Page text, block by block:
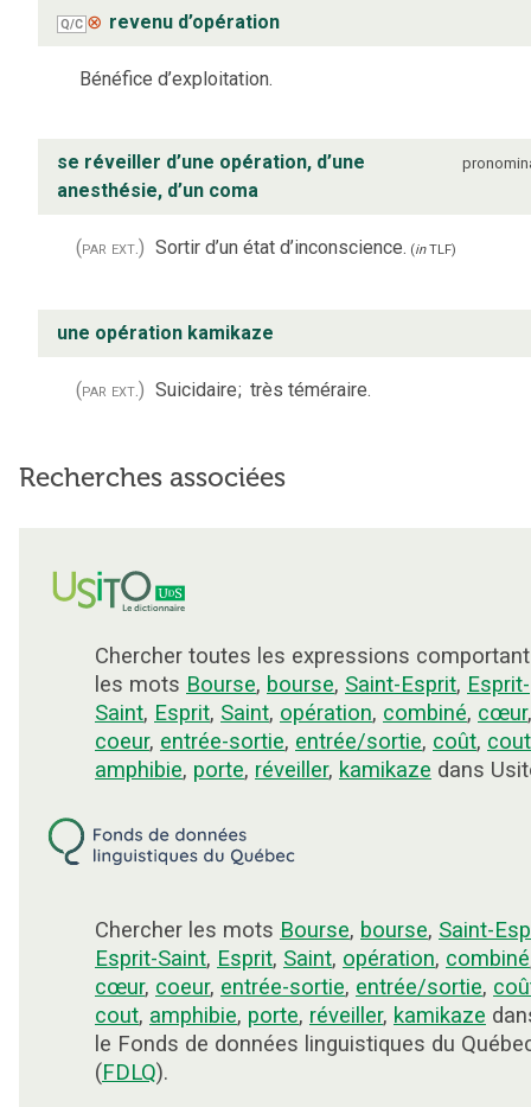
Q/C ⊗ revenu d’opération
Bénéfice d’exploitation.
se réveiller d’une opération, d’une
anesthésie, d’un coma
(par ext.) Sortir d’un état d’inconscience. (inTLF)
une opération kamikaze
(par ext.) Suicidaire; très téméraire.
Recherches associées
Chercher toutes les expressions comportant
les mots Bourse, bourse, Saint-Esprit, Esprit-
Saint, Esprit, Saint, opération, combiné, cœur,
coeur, entrée-sortie, entrée/sortie, coût, cout
amphibie, porte, réveiller, kamikaze dans
Chercher les mots Bourse, bourse, Saint-
Esprit-Saint, Esprit, Saint, opération, combiné
cœur, coeur, entrée-sortie, entrée/sortie,
cout, amphibie, porte, réveiller, kamikaze
le Fonds de données linguistiques du
(FDLQ).